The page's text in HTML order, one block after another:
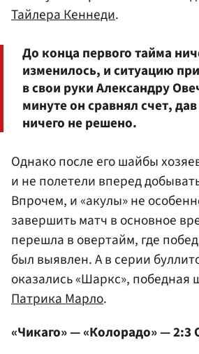
Тайлера Кеннеди.
До конца первого тайма
изменилось, и ситуацию
в свои руки Александру
минуте он сравнял счет,
ничего не решено.
Однако после его шайбы
и не полетели вперед
Впрочем, и «акулы» не
завершить матч в основное
перешла в овертайм, где
был выявлен. А в серии
оказались «Шаркс», победная
Патрика Марло.
«Чикаго» — «Колорадо» — 2:3